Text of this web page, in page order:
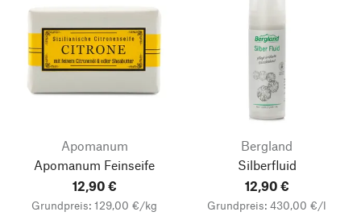
Apomanum
Apomanum Feinseife
12,90 €
Grundpreis: 129,00 €/kg
Bergland
Silberfluid
12,90 €
Grundpreis: 430,00 €/l